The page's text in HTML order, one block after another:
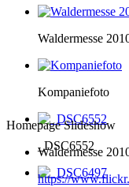
Waldermesse
Kompaniefoto
_DSC6552
Homepage Slideshow
Waldermesse
https://